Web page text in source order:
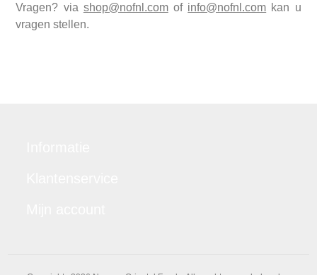
Vragen? via shop@nofnl.comof info@nofnl.com kan u
vragen stellen.